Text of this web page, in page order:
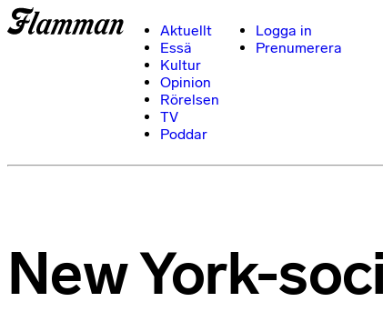
Aktuellt
Essä
Kultur
Opinion
Rörelsen
TV
Poddar
Logga in
Prenumerera
New York-